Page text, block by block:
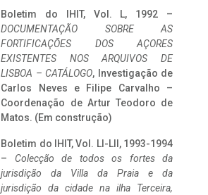
Boletim do IHIT, Vol. L, 1992 –
DOCUMENTAÇÃO SOBRE AS
FORTIFICAÇÕES DOS AÇORES
EXISTENTES NOS ARQUIVOS DE
LISBOA – CATÁLOGO, Investigação de
Carlos Neves e Filipe Carvalho –
Coordenação de Artur Teodoro de
Matos. (Em construção)
Boletim do IHIT, Vol. LI-LII, 1993-1994
– Colecção de todos os fortes da
jurisdição da Villa da Praia e da
jurisdição da cidade na ilha Terceira,